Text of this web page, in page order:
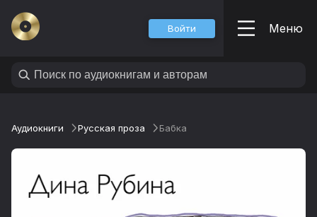
Войти Меню
Аудиокниги Русская проза Бабка